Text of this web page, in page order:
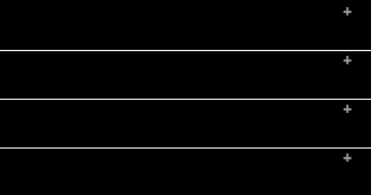
+
+
+
+